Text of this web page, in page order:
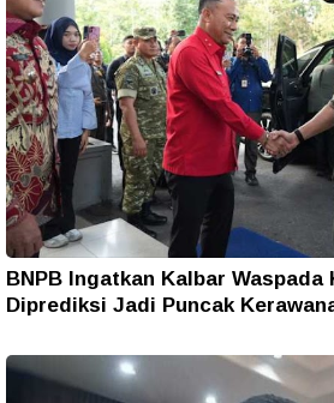
BNPB Ingatkan Kalbar
Diprediksi Jadi Puncak